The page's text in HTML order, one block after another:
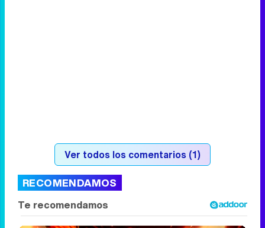
Ver todos los comentarios (1)
RECOMENDAMOS